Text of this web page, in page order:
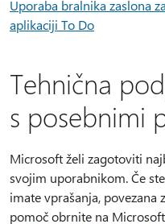
Uporaba bralnika zaslona
aplikaciji To Do
Tehnična
s posebnimi
Microsoft želi zagotoviti
svojim uporabnikom. Če
imate vprašanja, povezana
pomoč obrnite na